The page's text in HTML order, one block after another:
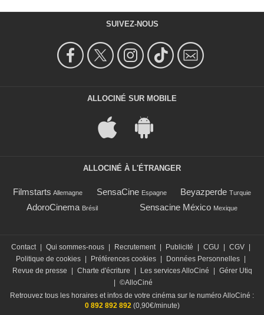
SUIVEZ-NOUS
ALLOCINÉ SUR MOBILE
ALLOCINÉ À L'ÉTRANGER
Filmstarts Allemagne SensaCine Espagne Beyazperde Turquie
AdoroCinema Brésil Sensacine México Mexique
Contact | Qui sommes-nous | Recrutement | Publicité | CGU | CGV |
Politique de cookies | Préférences cookies | Données Personnelles |
Revue de presse
| Charte d'écriture | Les services AlloCiné | Gérer Utiq
| ©AlloCiné
Retrouvez tous les horaires et infos de votre cinéma sur le numéro AlloCiné :
0 892 892 892(0,90€/minute)